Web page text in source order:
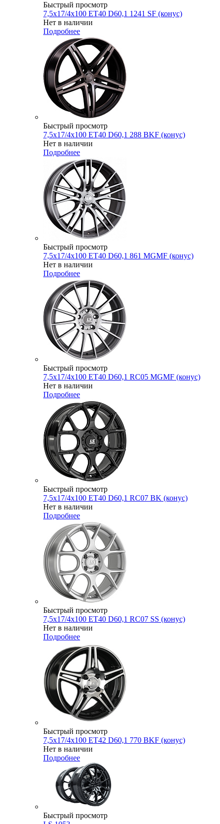
Быстрый просмотр
7,5x17/4x100 ET40 D60,1 1241 SF (конус)
Нет в наличии
Подробнее
Быстрый просмотр
7,5x17/4x100 ET40 D60,1 288 BKF (конус)
Нет в наличии
Подробнее
Быстрый просмотр
7,5x17/4x100 ET40 D60,1 861 MGMF (конус)
Нет в наличии
Подробнее
Быстрый просмотр
7,5x17/4x100 ET40 D60,1 RC05 MGMF (конус)
Нет в наличии
Подробнее
Быстрый просмотр
7,5x17/4x100 ET40 D60,1 RC07 BK (конус)
Нет в наличии
Подробнее
Быстрый просмотр
7,5x17/4x100 ET40 D60,1 RC07 SS (конус)
Нет в наличии
Подробнее
Быстрый просмотр
7,5x17/4x100 ET42 D60,1 770 BKF (конус)
Нет в наличии
Подробнее
Быстрый просмотр